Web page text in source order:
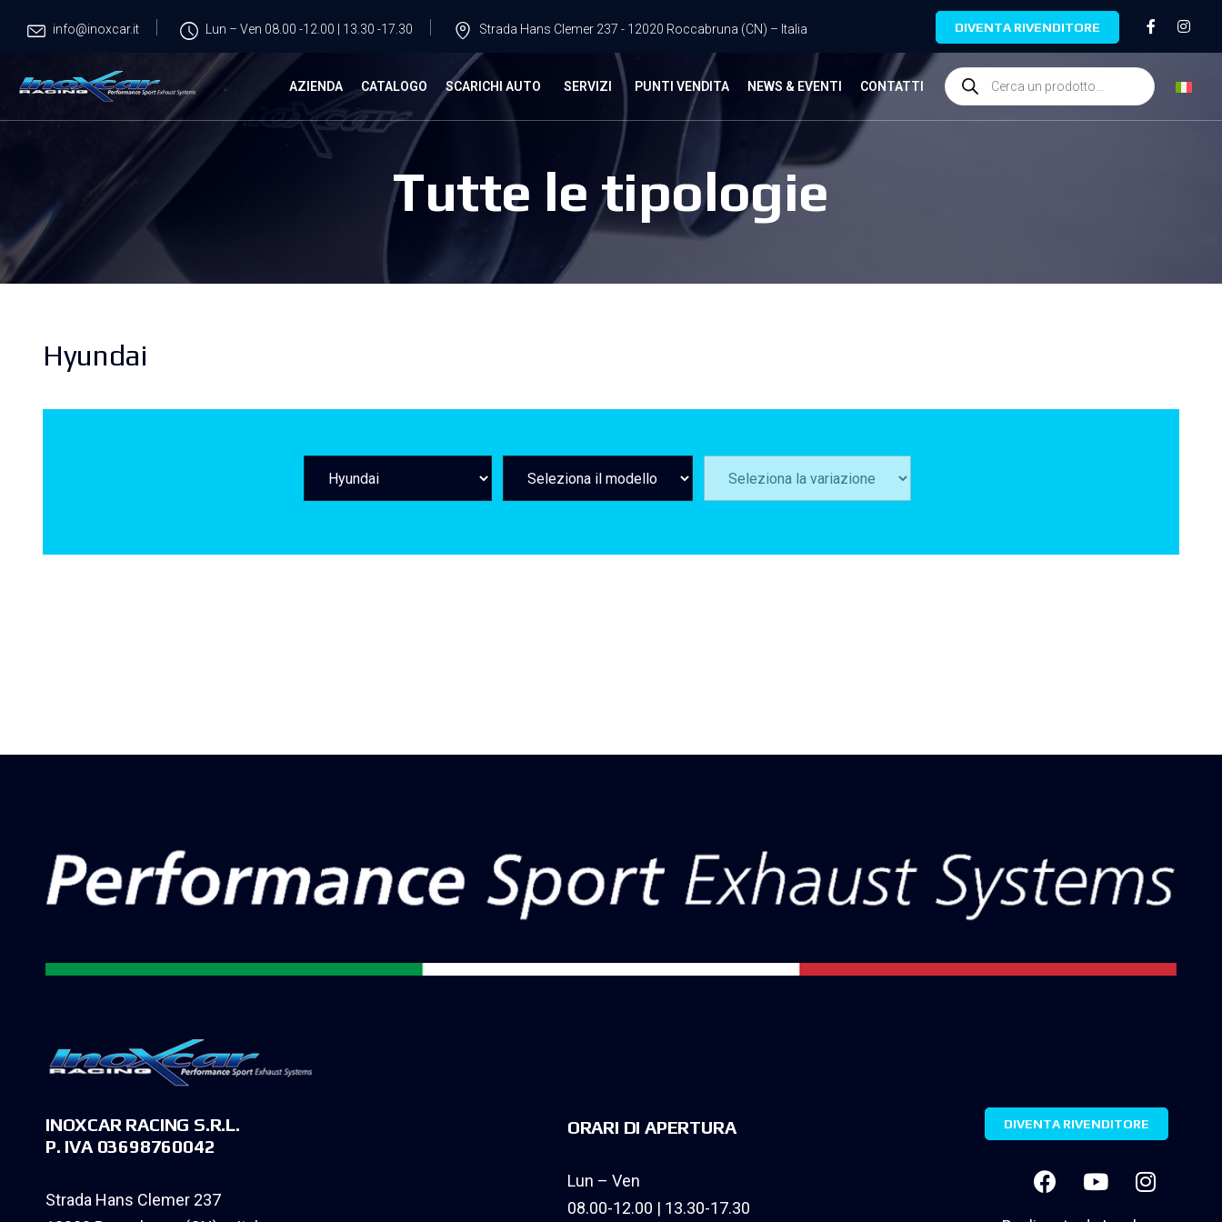
info@inoxcar.it Lun – Ven 08.00 -12.00 | 13.30 -17.30 Strada Hans Clemer 237 - 12020 Roccabruna (CN) – Italia DIVENTA RIVENDITORE
AZIENDA CATALOGO SCARICHI AUTO SERVIZI PUNTI VENDITA NEWS & EVENTI CONTATTI
Tutte le tipologie
Hyundai
INOXCAR RACING S.R.L.
P. IVA 03698760042
Strada Hans Clemer 237
ORARI DI APERTURA
Lun – Ven
08.00-12.00 | 13.30-17.30
DIVENTA RIVENDITORE